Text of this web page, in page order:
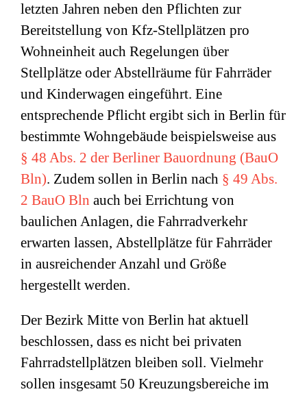
letzten Jahren neben den Pflichten zur
Bereitstellung von Kfz-Stellplätzen pro
Wohneinheit auch Regelungen über
Stellplätze oder Abstellräume für Fahrräder
und Kinderwagen eingeführt. Eine
entsprechende Pflicht ergibt sich in Berlin für
bestimmte Wohngebäude beispielsweise aus
§ 48 Abs. 2 der Berliner Bauordnung (BauO
Bln). Zudem sollen in Berlin nach § 49 Abs.
2 BauO Bln auch bei Errichtung von
baulichen Anlagen, die Fahrradverkehr
erwarten lassen, Abstellplätze für Fahrräder
in ausreichender Anzahl und Größe
hergestellt werden.
Der Bezirk Mitte von Berlin hat aktuell
beschlossen, dass es nicht bei privaten
Fahrradstellplätzen bleiben soll. Vielmehr
sollen insgesamt 50 Kreuzungsbereiche im